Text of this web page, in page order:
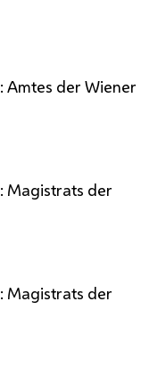
Amtes der Wiener
Magistrats der
Magistrats der